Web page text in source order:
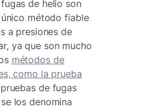
de helio son
método fiable
a presiones de
ya que son mucho
métodos de
como la prueba
de fugas
los denomina